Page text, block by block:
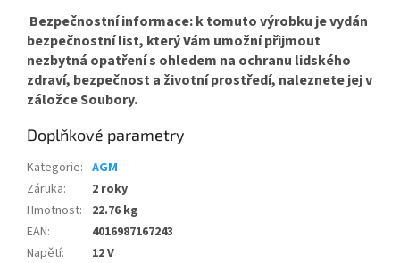
Bezpečnostní informace: k tomuto výrobku je vydán
bezpečnostní list, který Vám umožní přijmout
nezbytná opatření s ohledem na ochranu lidského
zdraví, bezpečnost a životní prostředí, naleznete jej v
záložce Soubory.
Doplňkové parametry
Kategorie: AGM
Záruka:
2 roky
Hmotnost:
22.76 kg
EAN:
4016987167243
Napětí:
12 V